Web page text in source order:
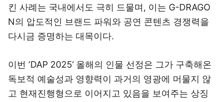
킨 사례는 국내에서도 극히 드물며, 이는 G-DRAGO
N의 압도적인 브랜드 파워와 공연 콘텐츠 경쟁력을
다시금 증명하는 대목이다.
이번 ‘DAP 2025’ 올해의 인물 선정은 그가 구축해온
독보적 예술성과 영향력이 과거의 영광에 머물지 않
고 현재진행형으로 이어지고 있음을 보여주는 상징